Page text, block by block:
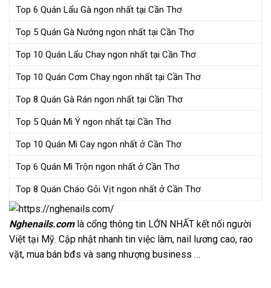
Top 6 Quán Lẩu Gà ngon nhất tại Cần Thơ
Top 5 Quán Gà Nướng ngon nhất tại Cần Thơ
Top 10 Quán Lẩu Chay ngon nhất tại Cần Thơ
Top 10 Quán Cơm Chay ngon nhất tại Cần Thơ
Top 8 Quán Gà Rán ngon nhất tại Cần Thơ
Top 5 Quán Mì Ý ngon nhất tại Cần Thơ
Top 10 Quán Mì Cay ngon nhất ở Cần Thơ
Top 6 Quán Mì Trộn ngon nhất ở Cần Thơ
Top 8 Quán Cháo Gỏi Vịt ngon nhất ở Cần Thơ
Nghenails.comlà cổng thông tin LỚN NHẤT kết nối người
Việt tại Mỹ. Cập nhật nhanh tin việc làm, nail lương cao, rao
vặt, mua bán bđs và sang nhượng business …